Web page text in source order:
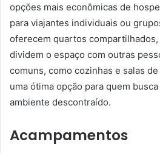
opções mais econômicas de
para viajantes individuais ou
oferecem quartos
dividem o espaço com outras
comuns, como cozinhas e salas
uma ótima opção para quem
ambiente descontraído.
Acampamentos